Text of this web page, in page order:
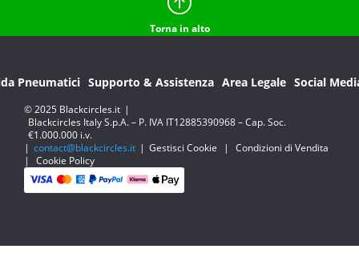
Torna in alto
Pneumatici Supporto & Assistenza Area Legale Social
© 2025 Blackcircles.it |
Blackcircles Italy S.p.A. – P. IVA IT12885390968 – Cap. Soc.
€1.000.000 i.v.
| contact@blackcircles.it | Gestisci Cookie |
Condizioni di Vendita
|
Cookie Policy